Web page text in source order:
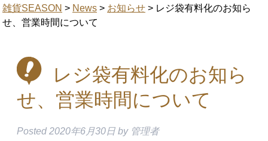
雑貨SEASON > News > お知らせ > レジ袋有料化のお知ら
せ、営業時間について
レジ袋有料化のお知ら
せ、営業時間について
Posted 2020年6月30日 by 管理者